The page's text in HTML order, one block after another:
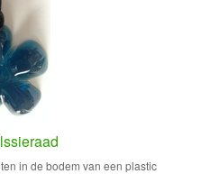
in de bodem van een plastic